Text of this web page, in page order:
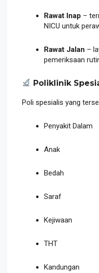
Rawat Inap –
NICU untuk
Rawat Jalan –
pemeriksaan
Poliklinik
Poli spesialis yang
Penyakit Dalam
Anak
Bedah
Saraf
Kejiwaan
THT
Kandungan